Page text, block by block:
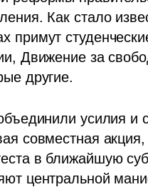
Как стало
примут
Движение за
другие.
усилия
в ближайшую
центральной